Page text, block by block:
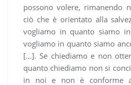
possono volere, rimanendo
ciò che è orientato alla
vogliamo in quanto siamo
vogliamo in quanto siamo
[…]. Se chiediamo e non
quanto chiediamo non si
in noi e non è conforme